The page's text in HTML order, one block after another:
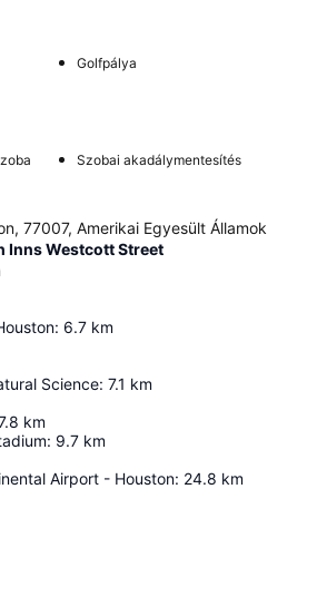
Golfpálya
Szobai akadálymentesítés
77007, Amerikai Egyesült Államok
Inns Westcott Street
: 6.7 km
Science: 7.1 km
km
: 9.7 km
Airport - Houston: 24.8 km